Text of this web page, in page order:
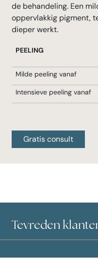
de behandeling. Een
oppervlakkig pigment,
dieper werkt.
PEELING
Milde peeling vanaf
Intensieve peeling vanaf
Gratis consult
Tevreden